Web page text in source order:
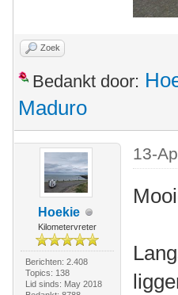
Zoek
Bedankt door:
Maduro
Hoekie
Kilometervreter
Berichten: 2.408
Topics: 138
Lid sinds: May 2018
13-